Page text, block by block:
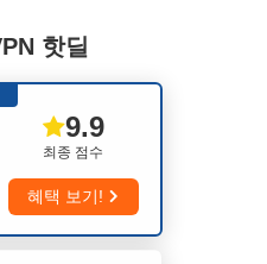
핫딜
최종 점수
9.9
혜택 보기!